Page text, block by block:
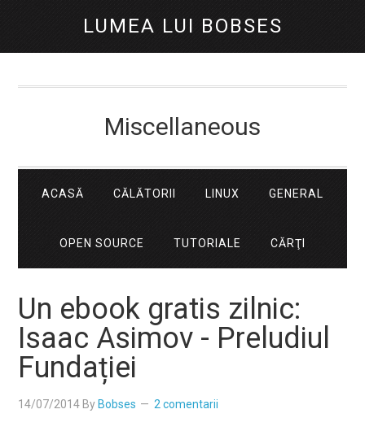
LUMEA LUI BOBSES
Miscellaneous
ACASĂ CĂLĂTORII LINUX GENERAL
OPEN SOURCE TUTORIALE CĂRŢI
Un ebook gratis zilnic:
Isaac Asimov - Preludiul
Fundației
14/07/2014 By Bobses 2 comentarii